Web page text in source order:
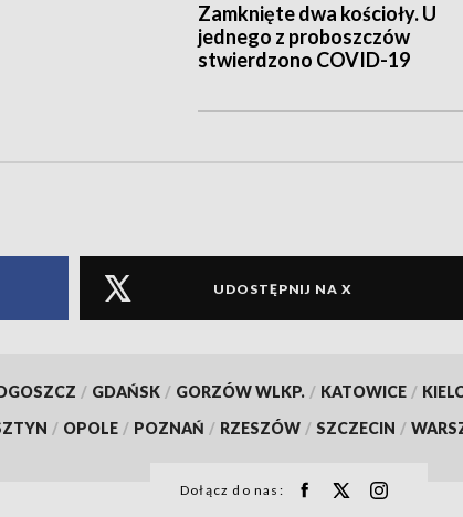
Zamknięte dwa kościoły. U
jednego z proboszczów
stwierdzono COVID-19
UDOSTĘPNIJ NA X
/ GDAŃSK / GORZÓW WLKP. / KATOWICE /
/ OPOLE / POZNAŃ / RZESZÓW / SZCZECIN /
Dołącz do nas: